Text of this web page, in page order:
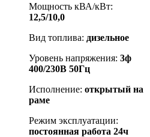
Мощность кВА/кВт:
12,5/10,0
Вид топлива: дизельное
Уровень напряжения: 3ф
400/230В 50Гц
Исполнение: открытый на
раме
Режим эксплуатации:
постоянная работа 24ч